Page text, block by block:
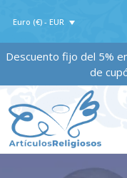
Euro (€) - EUR
Descuento fijo del 5%
de